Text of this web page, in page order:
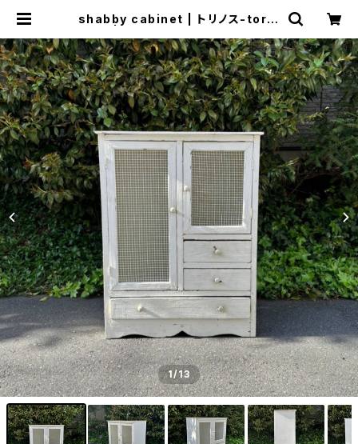
shabby cabinet | トリノス-torin
ョップ・古着
1/13